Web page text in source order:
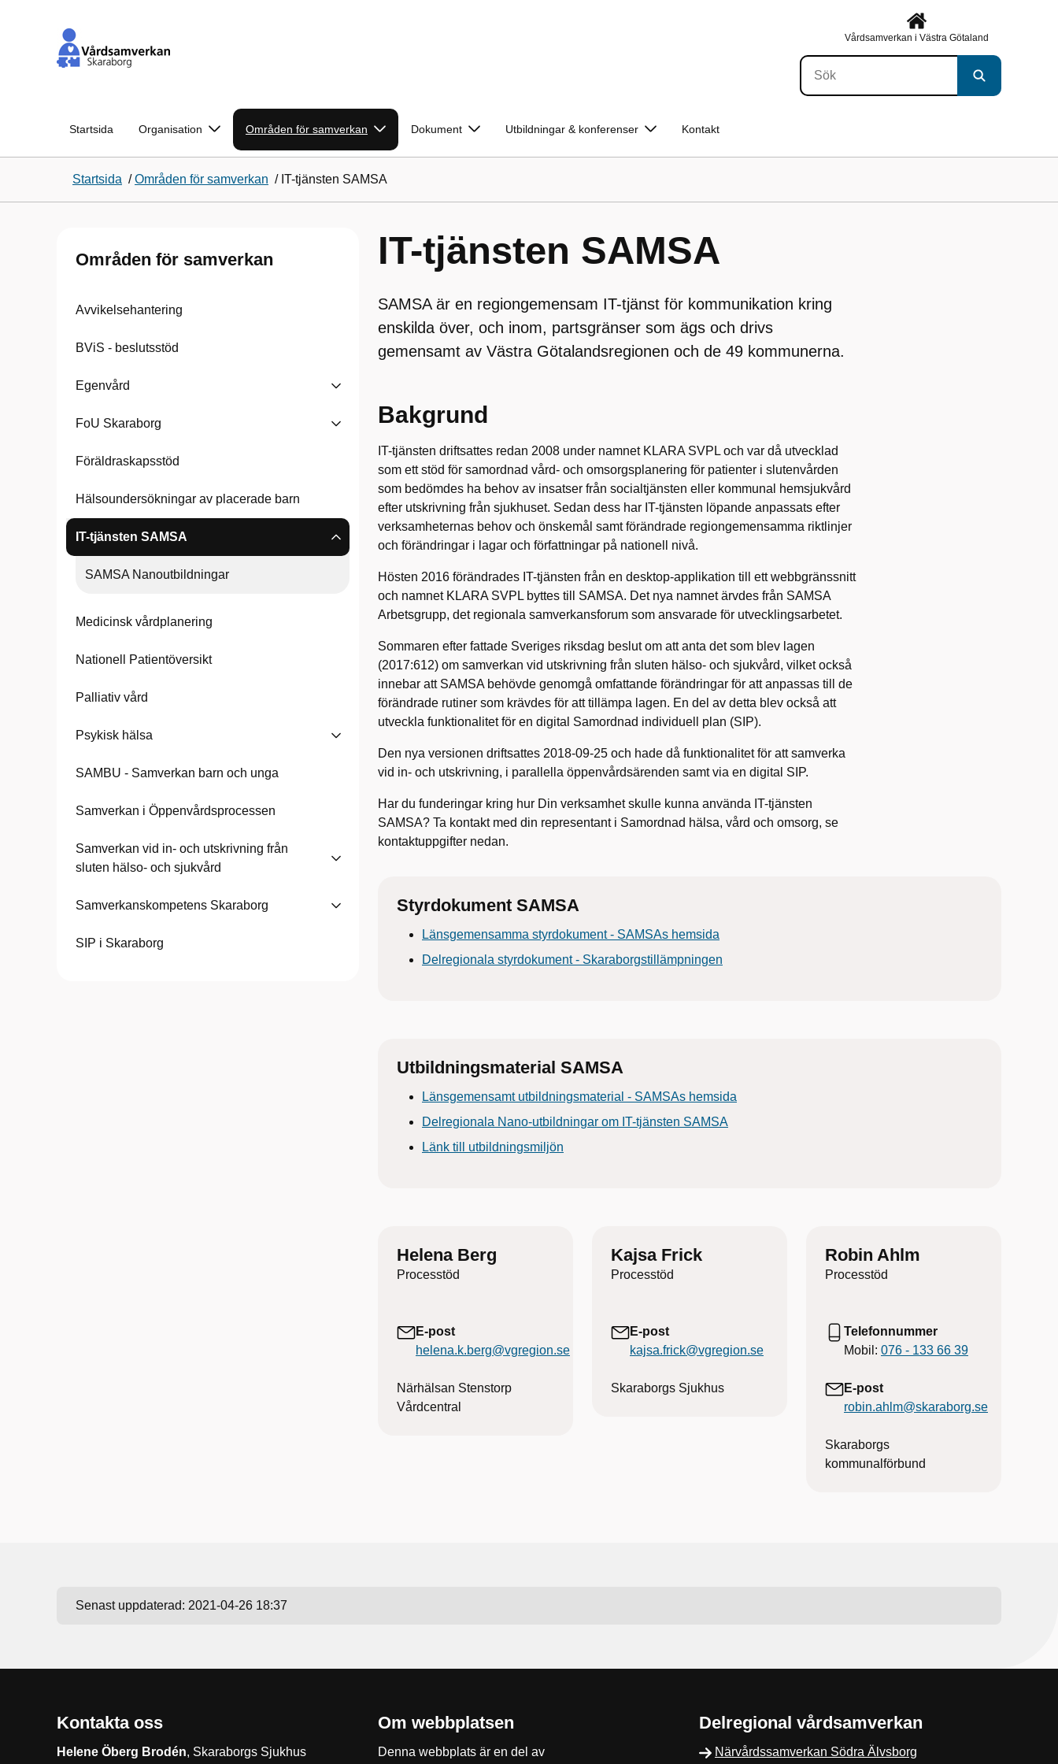
Vårdsamverkan i Västra Götaland
Startsida Organisation Områden för samverkan Dokument Utbildningar & konferenser Kontakt
Startsida /Områden för samverkan / IT-tjänsten SAMSA
Områden för samverkan
Avvikelsehantering
BViS - beslutsstöd
Egenvård
FoU Skaraborg
Föräldraskapsstöd
Hälsoundersökningar av placerade barn
IT-tjänsten SAMSA
SAMSA Nanoutbildningar
Medicinsk vårdplanering
Nationell Patientöversikt
Palliativ vård
Psykisk hälsa
SAMBU - Samverkan barn och unga
Samverkan i Öppenvårdsprocessen
Samverkan vid in- och utskrivning från
sluten hälso- och sjukvård
Samverkanskompetens Skaraborg
SIP i Skaraborg
IT-tjänsten SAMSA
SAMSA är en regiongemensam IT-tjänst för kommunikation kring
enskilda över, och inom, partsgränser som ägs och drivs
gemensamt av Västra Götalandsregionen och de 49 kommunerna.
Bakgrund
IT-tjänsten driftsattes redan 2008 under namnet KLARA SVPL och var då utvecklad
som ett stöd för samordnad vård- och omsorgsplanering för patienter i slutenvården
som bedömdes ha behov av insatser från socialtjänsten eller kommunal hemsjukvård
efter utskrivning från sjukhuset. Sedan dess har IT-tjänsten löpande anpassats efter
verksamheternas behov och önskemål samt förändrade regiongemensamma riktlinjer
och förändringar i lagar och författningar på nationell nivå.
Hösten 2016 förändrades IT-tjänsten från en desktop-applikation till ett webbgränssnitt
och namnet KLARA SVPL byttes till SAMSA. Det nya namnet ärvdes från SAMSA
Arbetsgrupp, det regionala samverkansforum som ansvarade för utvecklingsarbetet.
Sommaren efter fattade Sveriges riksdag beslut om att anta det som blev lagen
(2017:612) om samverkan vid utskrivning från sluten hälso- och sjukvård, vilket också
innebar att SAMSA behövde genomgå omfattande förändringar för att anpassas till de
förändrade rutiner som krävdes för att tillämpa lagen. En del av detta blev också att
utveckla funktionalitet för en digital Samordnad individuell plan (SIP).
Den nya versionen driftsattes 2018-09-25 och hade då funktionalitet för att samverka
vid in- och utskrivning, i parallella öppenvårdsärenden samt via en digital SIP.
Har du funderingar kring hur Din verksamhet skulle kunna använda IT-tjänsten
SAMSA? Ta kontakt med din representant i Samordnad hälsa, vård och omsorg, se
kontaktuppgifter nedan.
Styrdokument SAMSA
Länsgemensamma styrdokument - SAMSAs hemsida
Delregionala styrdokument - Skaraborgstillämpningen
Utbildningsmaterial SAMSA
Länsgemensamt utbildningsmaterial - SAMSAs hemsida
Delregionala Nano-utbildningar om IT-tjänsten SAMSA
Länk till utbildningsmiljön
Helena Berg
Processtöd
E-post
helena.k.berg@vgregion.se
Närhälsan Stenstorp
Vårdcentral
Kajsa Frick
Processtöd
E-post
kajsa.frick@vgregion.se
Skaraborgs Sjukhus
Robin Ahlm
Processtöd
Telefonnummer
Mobil: 076 - 133 66 39
E-post
robin.ahlm@skaraborg.se
Skaraborgs
kommunalförbund
Senast uppdaterad: 2021-04-26 18:37
Kontakta oss
Helene Öberg Brodén, Skaraborgs Sjukhus
Om webbplatsen
Denna webbplats är en del av
Delregional vårdsamverkan
Närvårdssamverkan Södra Älvsborg